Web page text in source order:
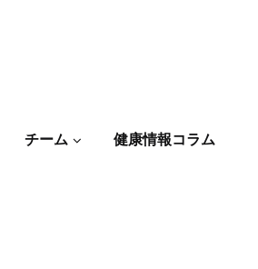
チーム 健康情報コラム